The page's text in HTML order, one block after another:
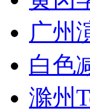
广州
白色
滁州